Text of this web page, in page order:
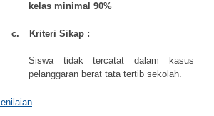
kelas minimal 90%
c. Kriteri Sikap :
Siswa tidak tercatat dalam kasus
pelanggaran berat tata tertib sekolah.